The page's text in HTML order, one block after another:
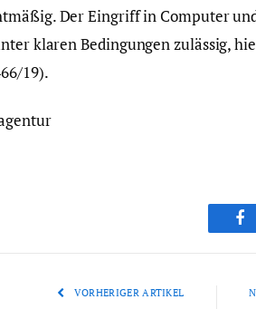
Der Eingriff in Computer
klaren Bedingungen zulässig,
19).
VORHERIGER ARTIKEL